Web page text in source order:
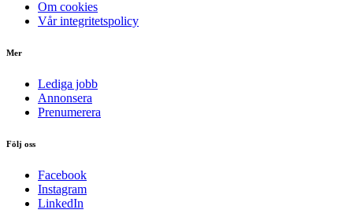
Om cookies
Vår integritetspolicy
Mer
Lediga jobb
Annonsera
Prenumerera
Följ oss
Facebook
Instagram
LinkedIn